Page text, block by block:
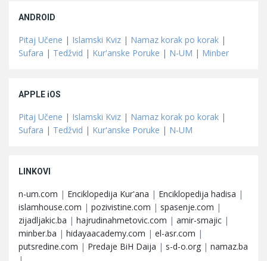
ANDROID
Pitaj Učene | Islamski Kviz | Namaz korak po korak |
Sufara | Tedžvid | Kur'anske Poruke | N-UM | Minber
APPLE iOS
Pitaj Učene | Islamski Kviz | Namaz korak po korak |
Sufara | Tedžvid | Kur'anske Poruke | N-UM
LINKOVI
n-um.com | Enciklopedija Kur'ana | Enciklopedija hadisa |
islamhouse.com | pozivistine.com | spasenje.com |
zijadljakic.ba | hajrudinahmetovic.com | amir-smajic |
minber.ba | hidayaacademy.com | el-asr.com |
putsredine.com | Predaje BiH Daija | s-d-o.org | namaz.ba